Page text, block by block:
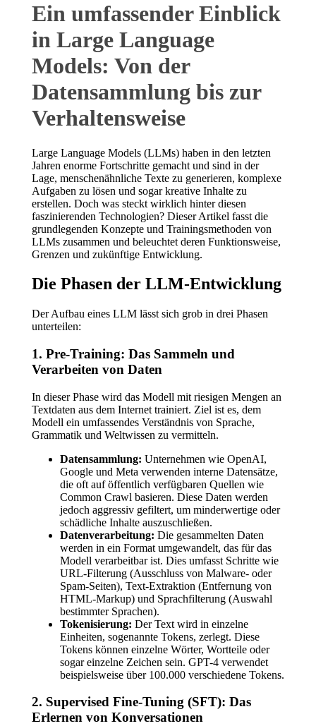
Ein umfassender Einblick
in Large Language
Models: Von der
Datensammlung bis zur
Verhaltensweise
Large Language Models (LLMs) haben in den letzten
Jahren enorme Fortschritte gemacht und sind in der
Lage, menschenähnliche Texte zu generieren, komplexe
Aufgaben zu lösen und sogar kreative Inhalte zu
erstellen. Doch was steckt wirklich hinter diesen
faszinierenden Technologien? Dieser Artikel fasst die
grundlegenden Konzepte und Trainingsmethoden von
LLMs zusammen und beleuchtet deren Funktionsweise,
Grenzen und zukünftige Entwicklung.
Die Phasen der LLM-Entwicklung
Der Aufbau eines LLM lässt sich grob in drei Phasen
unterteilen:
1. Pre-Training: Das Sammeln und
Verarbeiten von Daten
In dieser Phase wird das Modell mit riesigen Mengen an
Textdaten aus dem Internet trainiert. Ziel ist es, dem
Modell ein umfassendes Verständnis von Sprache,
Grammatik und Weltwissen zu vermitteln.
Datensammlung: Unternehmen wie OpenAI,
Google und Meta verwenden interne Datensätze,
die oft auf öffentlich verfügbaren Quellen wie
Common Crawl basieren. Diese Daten werden
jedoch aggressiv gefiltert, um minderwertige oder
schädliche Inhalte auszuschließen.
Datenverarbeitung: Die gesammelten Daten
werden in ein Format umgewandelt, das für das
Modell verarbeitbar ist. Dies umfasst Schritte wie
URL-Filterung (Ausschluss von Malware- oder
Spam-Seiten), Text-Extraktion (Entfernung von
HTML-Markup) und Sprachfilterung (Auswahl
bestimmter Sprachen).
Tokenisierung: Der Text wird in einzelne
Einheiten, sogenannte Tokens, zerlegt. Diese
Tokens können einzelne Wörter, Wortteile oder
sogar einzelne Zeichen sein. GPT-4 verwendet
beispielsweise über 100.000 verschiedene Tokens.
2. Supervised Fine-Tuning (SFT): Das
Erlernen von Konversationen